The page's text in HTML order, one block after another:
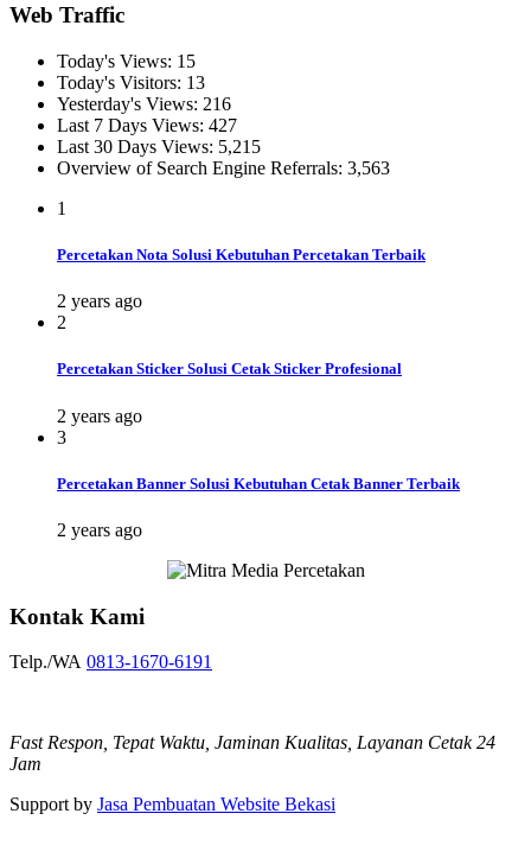
Web Traffic
Today's Views: 15
Today's Visitors: 13
Yesterday's Views: 216
Last 7 Days Views: 427
Last 30 Days Views: 5,215
Overview of Search Engine Referrals: 3,563
1
Percetakan Nota Solusi Kebutuhan Percetakan Terbaik
2 years ago
2
Percetakan Sticker Solusi Cetak Sticker Profesional
2 years ago
3
Percetakan Banner Solusi Kebutuhan Cetak Banner Terbaik
2 years ago
Kontak Kami
Telp./WA 0813-1670-6191
Fast Respon, Tepat Waktu, Jaminan Kualitas, Layanan Cetak 24
Jam
Support by Jasa Pembuatan Website Bekasi